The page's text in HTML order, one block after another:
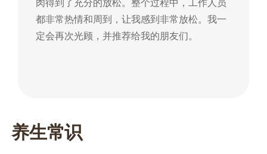
肉得到了充分的放松。整个过程中，工作人员
都非常热情和周到，让我感到非常放松。我一
定会再次光顾，并推荐给我的朋友们。
养生常识